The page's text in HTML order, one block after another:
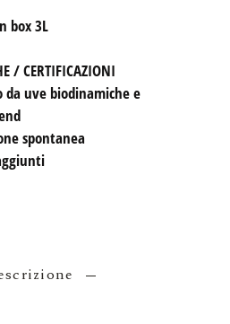
box 3L
da uve biodinamiche e
spontanea